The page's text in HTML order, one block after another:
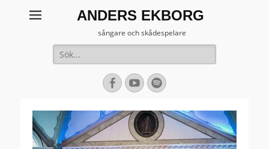
ANDERS EKBORG
sångare och skådespelare
Sök
efter:
Facebook
YouTubeSpotify